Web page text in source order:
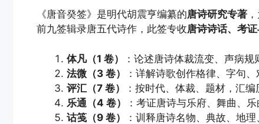
《唐音癸签》是明代胡震亨编纂的唐诗研究专著
前九签辑录唐五代诗作，此签专收唐诗诗话、考
体凡（1 卷）
：论述唐诗体裁流变、声病规
法微（3 卷）
：详解诗歌创作格律、字句
评汇（7 卷）
：按时代、体裁、题材，汇
乐通（4 卷）
：考证唐诗与乐府、舞曲、
诂笺（9 卷）
：训释唐诗名物、典故、地